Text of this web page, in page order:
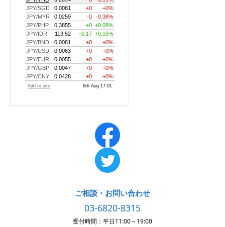
ご相談・お問い合わせ
03-6820-8315
受付時間：平日11:00～19:00